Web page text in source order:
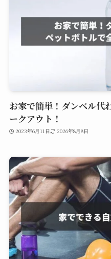
お家で簡単！ダンベル代
ークアウト！
2023年6月11日 2026年8月8日